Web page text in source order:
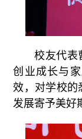
校友代表
创业成长与
效，对学校的
发展寄予美好